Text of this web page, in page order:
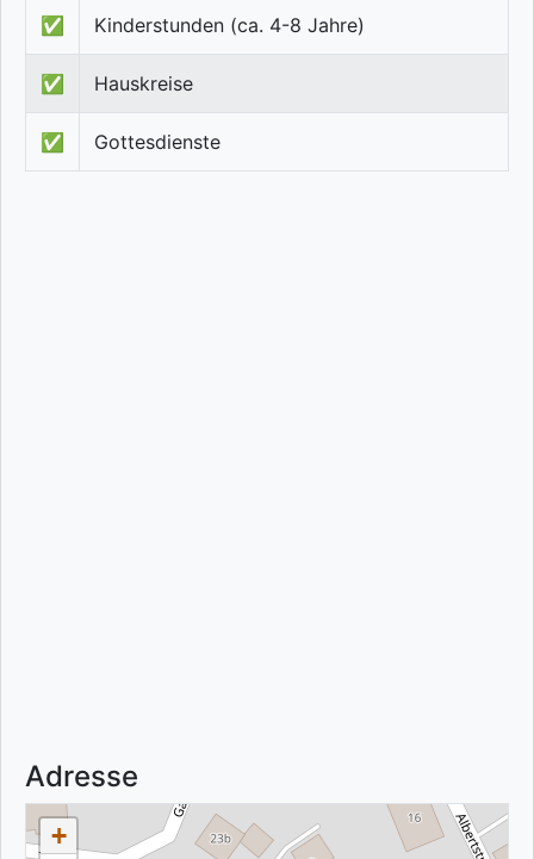
✅ Kinderstunden (ca. 4-8 Jahre)
✅ Hauskreise
✅ Gottesdienste
Adresse
+